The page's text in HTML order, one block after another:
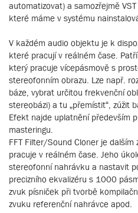
automatizovat) a samozřejmě
které máme v systému
V každém audio objektu je k
které pracují v reálném čase.
který pracuje vícepásmově s
stereofonním obrazu. Lze např.
báze, vybrat určitou frekvenční
stereobázi) a tu „přemístit“, zúžit
Efekt najde uplatnění především
masteringu.
FFT Filter/Sound Cloner je
pracuje v reálném čase. Jeho
stereofonní nahrávku a nastavit
precizního ekvalizéru s 1000
zvuk písniček při tvorbě
zvuku referenční nahrávce apod.